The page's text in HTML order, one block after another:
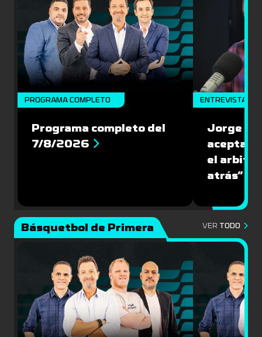
PROGRAMA COMPLETO
Programa completo del
7/8/2026
ENTREVISTA
Jorge
aceptar
el
atrás”
Básquetbol de Primera VER TODO